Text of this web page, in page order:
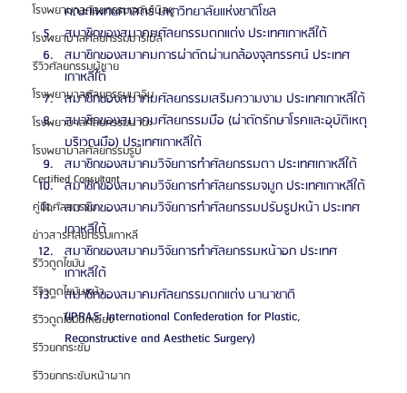
โรงพยาบาลศัลยกรรมเจดับเบิลยู
โรงพยาบาลศัลยกรรมมาร์เบิ้ล
รีวิวศัลยกรรมผู้ชาย
โรงพยาบาลศัลยกรรมมาอิน
โรงพยาบาลศัลยกรรมนานะ
โรงพยาบาลศัลยกรรมรูบี
Certified Consultant
คู่มือศัลยกรรม
ข่าวสารศัลยกรรมเกาหลี
รีวิวดูดไขมัน
รีวิวดูดไขมันหน้า
รีวิวดูดไขมันเหนียง
รีวิวยกกระชับ
รีวิวยกกระชับหน้าผาก
คณะแพทยศาสตร์ มหาวิทยาลัยแห่งชาติโซล
สมาชิกของสมาคมศัลยกรรมตกแต่ง ประเทศเกาหลีใต้
สมาชิกของสมาคมการผ่าตัดผ่านกล้องจุลทรรศน์ ประเทศ
เกาหลีใต้
สมาชิกของสมาคมศัลยกรรมเสริมความงาม ประเทศเกาหลีใต้
สมาชิกของสมาคมศัลยกรรมมือ (ผ่าตัดรักษาโรคและอุบัติเหตุ
บริเวณมือ) ประเทศเกาหลีใต้
สมาชิกของสมาคมวิจัยการทำศัลยกรรมตา ประเทศเกาหลีใต้
สมาชิกของสมาคมวิจัยการทำศัลยกรรมจมูก ประเทศเกาหลีใต้
สมาชิกของสมาคมวิจัยการทำศัลยกรรมปรับรูปหน้า ประเทศ
เกาหลีใต้
สมาชิกของสมาคมวิจัยการทำศัลยกรรมหน้าอก ประเทศ
เกาหลีใต้
สมาชิกของสมาคมศัลยกรรมตกแต่ง นานาชาติ
(IPRAS: International Confederation for Plastic,
Reconstructive and Aesthetic Surgery)